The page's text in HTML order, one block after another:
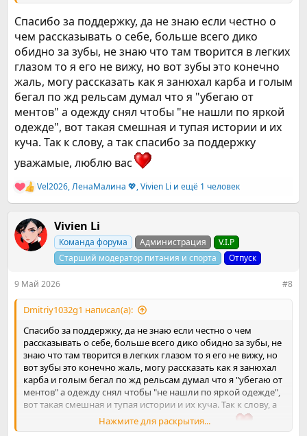
Спасибо за поддержку, да не знаю если честно о
чем рассказывать о себе, больше всего дико
обидно за зубы, не знаю что там творится в легких
глазом то я его не вижу, но вот зубы это конечно
жаль, могу рассказать как я занюхал карба и голым
бегал по жд рельсам думал что я "убегаю от
ментов" а одежду снял чтобы "не нашли по яркой
одежде", вот такая смешная и тупая истории и их
куча. Так к слову, а так спасибо за поддержку
уважамые, люблю вас
Р
е
к
ц
и
Vel2026,ЛенаМалина 💖,Vivien Li и ещё 1 человек
Vivien Li
Команда форума Администрация
V.I.P
Старший модератор питания и спорта
Отпуск
9 Май 2026 #8
Dmitriy1032g1 написал(а):
Спасибо за поддержку, да не знаю если честно о чем
рассказывать о себе, больше всего дико обидно за зубы, не
знаю что там творится в легких глазом то я его не вижу, но
вот зубы это конечно жаль, могу рассказать как я занюхал
карба и голым бегал по жд рельсам думал что я "убегаю от
ментов" а одежду снял чтобы "не нашли по яркой одежде",
вот такая смешная и тупая истории и их куча. Так к слову, а
так спасибо за поддержку уважамые, люблю вас
Нажмите для раскрытия...